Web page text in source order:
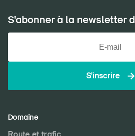
S'abonner à la newsletter
S'inscrire
Domaine